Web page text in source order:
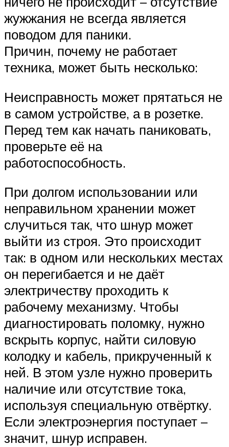
жужжания не всегда является
поводом для паники.
Причин, почему не работает
техника, может быть несколько:
Неисправность может прятаться не
в самом устройстве, а в розетке.
Перед тем как начать паниковать,
проверьте её на
работоспособность.
При долгом использовании или
неправильном хранении может
случиться так, что шнур может
выйти из строя. Это происходит
так: в одном или нескольких местах
он перегибается и не даёт
электричеству проходить к
рабочему механизму. Чтобы
диагностировать поломку, нужно
вскрыть корпус, найти силовую
колодку и кабель, прикрученный к
ней. В этом узле нужно проверить
наличие или отсутствие тока,
используя специальную отвёртку.
Если электроэнергия поступает –
значит, шнур исправен.